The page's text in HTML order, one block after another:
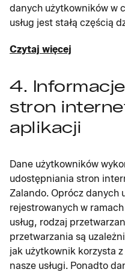
danych użytkowników w
usług jest stałą częścią
Czytaj więcej
4.
stron
aplikacji
Dane użytkowników
udostępniania stron
Zalando. Oprócz danych
rejestrowanych w
usług, rodzaj
przetwarzania są
jak użytkownik korzysta
nasze usługi. Ponadto